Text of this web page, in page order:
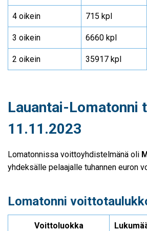
4 oikein 715 kpl
3 oikein 6660 kpl
2 oikein 35917 kpl
Lauantai-Lomatonni
11.11.2023
Lomatonnissa voittoyhdistelmänä oli
yhdeksälle pelaajalle tuhannen euron
Lomatonni
Voittoluokka